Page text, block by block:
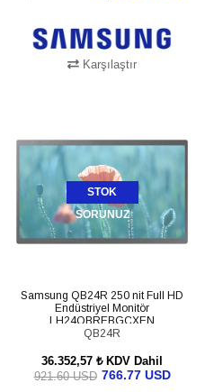
Karşılaştır
STOK
SORUNUZ
Samsung QB24R 250 nit Full HD
Endüstriyel Monitör
LH24QBREBGCXEN
QB24R
36.352,57 ₺ KDV Dahil
766.77 USD
921.60 USD